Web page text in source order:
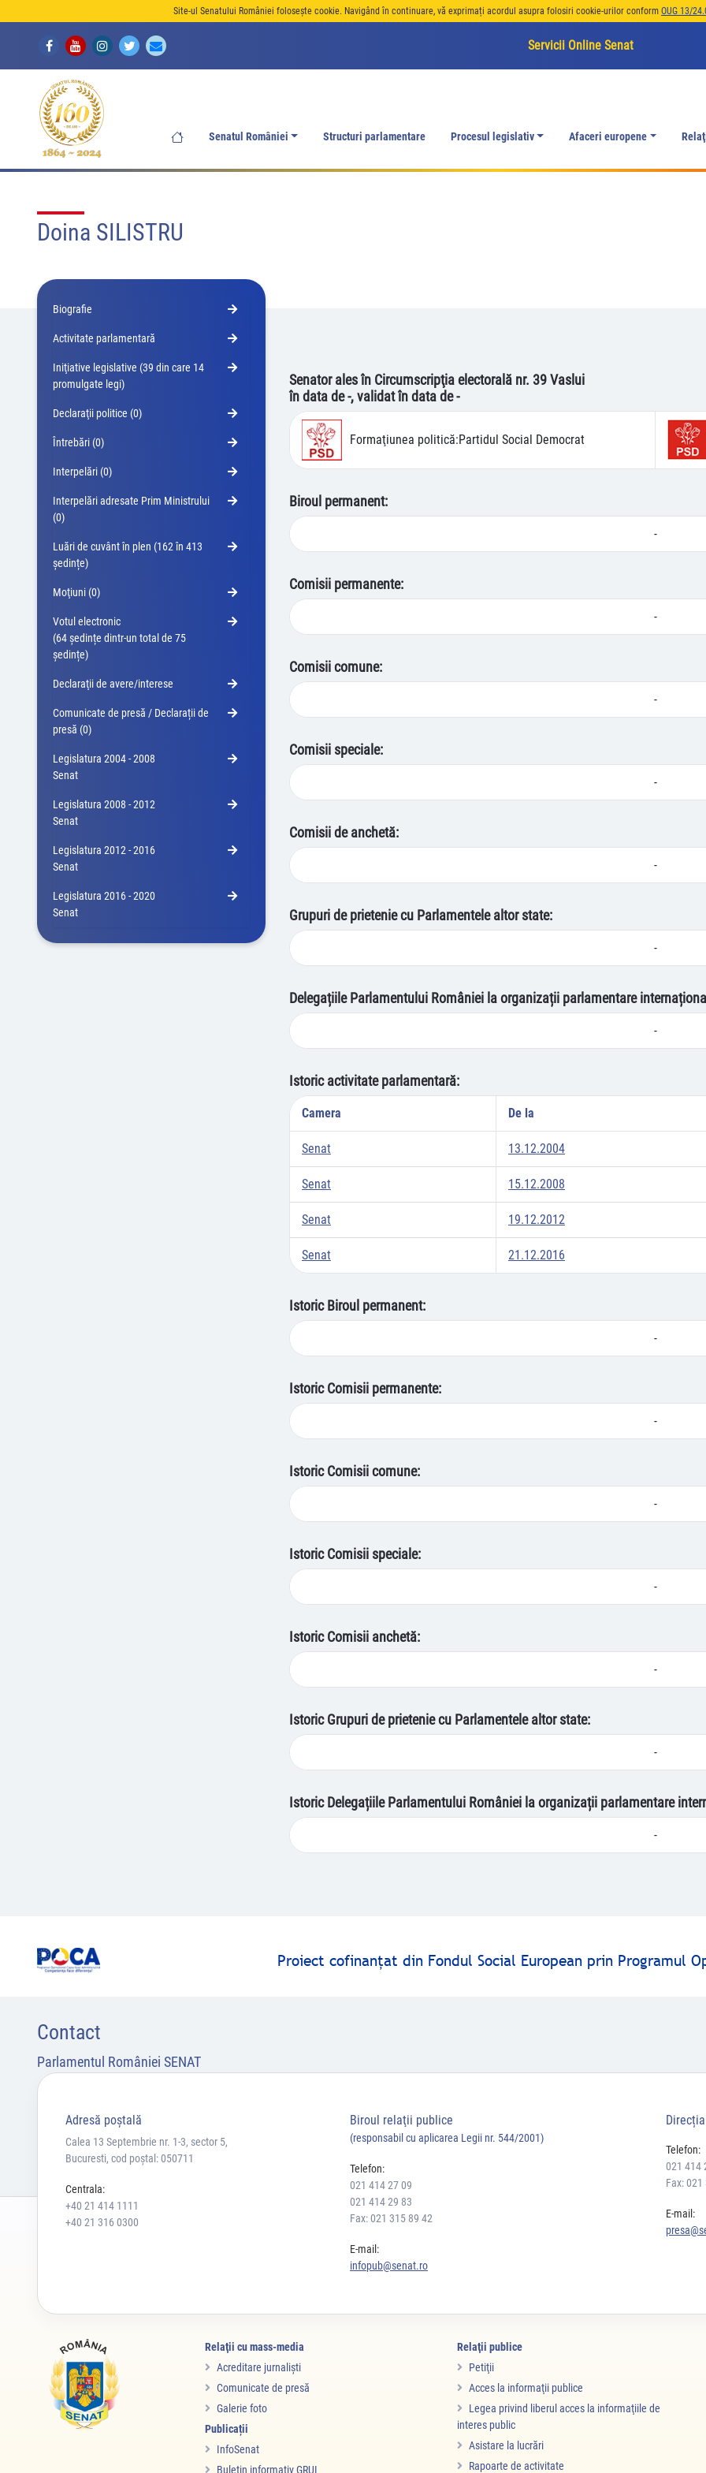
Site-ul Senatului României folosește cookie. Navigând în continuare, vă exprimați acordul asupra folosiri cookie-urilor conform OUG 13/
Servicii Online Senat
Senatul României Structuri parlamentare Procesul legislativ Afaceri europene
Doina SILISTRU
Biografie
Activitate parlamentară
Iniţiative legislative (39 din care 14
promulgate legi)
Declaraţii politice (0)
Întrebări (0)
Interpelări (0)
Interpelări adresate Prim Ministrului
(0)
Luări de cuvânt în plen (162 în 413
ședințe)
Moţiuni (0)
Votul electronic
(64 ședințe dintr-un total de 75
ședințe)
Declaraţii de avere/interese
Comunicate de presă / Declarații de
presă (0)
Legislatura 2004 - 2008
Senat
Legislatura 2008 - 2012
Senat
Legislatura 2012 - 2016
Senat
Legislatura 2016 - 2020
Senat
Senator ales în Circumscripţia electorală nr. 39 Vaslui
în data de -, validat în data de -
Formaţiunea politică:Partidul Social Democrat
Biroul permanent:
-
Comisii permanente:
-
Comisii comune:
-
Comisii speciale:
-
Comisii de anchetă:
-
Grupuri de prietenie cu Parlamentele altor state:
-
Delegațiile Parlamentului României la organizații parlamentare
-
Istoric activitate parlamentară:
Camera De la
Senat 13.12.2004
Senat 15.12.2008
Senat 19.12.2012
Senat 21.12.2016
Istoric Biroul permanent:
-
Istoric Comisii permanente:
-
Istoric Comisii comune:
-
Istoric Comisii speciale:
-
Istoric Comisii anchetă:
-
Istoric Grupuri de prietenie cu Parlamentele altor state:
-
Istoric Delegațiile Parlamentului României la organizații parlamentare
-
Proiect cofinanţat din Fondul Social European prin Programul
Contact
Parlamentul României SENAT
Adresă poştală
Calea 13 Septembrie nr. 1-3, sector 5,
Bucuresti, cod poștal: 050711
Centrala:
+40 21 414 1111
+40 21 316 0300
Biroul relaţii publice
(responsabil cu aplicarea Legii nr. 544/2001)
Telefon:
021 414 27 09
021 414 29 83
Fax: 021 315 89 42
E-mail:
infopub@senat.ro
Telefon:
021 414
Fax:
E-mail:
Relaţii cu mass-media
Acreditare jurnalişti
Comunicate de presă
Galerie foto
Publicații
InfoSenat
Buletin informativ GRUI
Relaţii publice
Petiţii
Acces la informaţii publice
Legea privind liberul acces la informaţiile de
interes public
Asistare la lucrări
Rapoarte de activitate